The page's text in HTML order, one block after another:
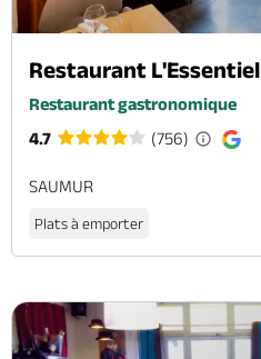
Restaurant L'Essentiel
Restaurant gastronomique
4.7
(756)
SAUMUR
Plats à emporter